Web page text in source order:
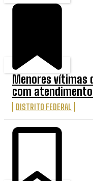
Menores vítimas
com
DISTRITO FEDERAL